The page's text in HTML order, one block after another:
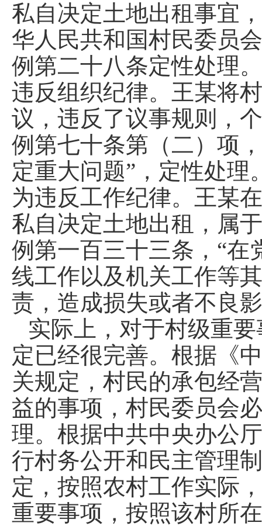
私自决定土地出租事宜
华人民共和国村民委员
例第二十八条定性处理
违反组织纪律。王某将
议，违反了议事规则，
例第七十条第（二）项
定重大问题”，定性处
为违反工作纪律。王某
私自决定土地出租，属
例第一百三十三条，“在
线工作以及机关工作等
责，造成损失或者不良
实际上，对于村级重
定已经很完善。根据《
关规定，村民的承包经
益的事项，村民委员会
理。根据中共中央办公
行村务公开和民主管理
定，按照农村工作实际
重要事项，按照该村所